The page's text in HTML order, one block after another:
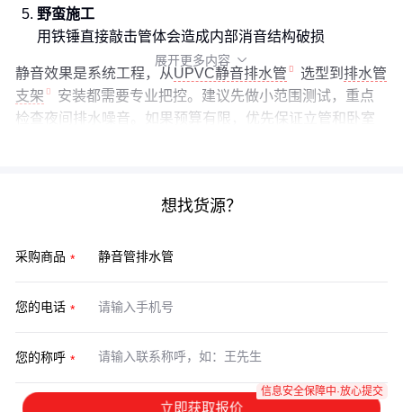
野蛮施工
用铁锤直接敲击管体会造成内部消音结构破损
静音效果是系统工程，从UPVC静音排水管 选型到 排水管
支架
安装都需要专业把控。建议先做小范围测试，重点
检查夜间排水噪音。如果预算有限，优先保证立管和卧室
展开更多内容 
想找货源？
采购商品
您的电话
您的称呼
立即获取报价
信息安全保障中·放心提交